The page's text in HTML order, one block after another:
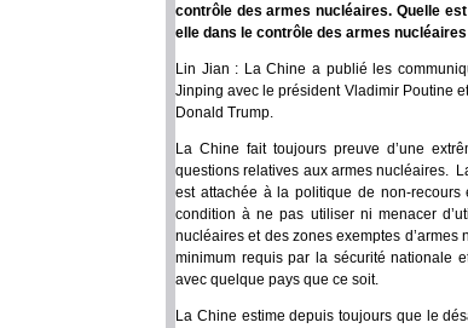
contrôle des armes nucléaires. Quelle
elle dans le contrôle des armes
Lin Jian : La Chine a publié les
Jinping avec le président Vladimir Poutine
Donald Trump.
La Chine fait toujours preuve d’une
questions relatives aux armes nucléaires.
est attachée à la politique de non-recours
condition à ne pas utiliser ni menacer
nucléaires et des zones exemptes
minimum requis par la sécurité nationale
avec quelque pays que ce soit.
La Chine estime depuis toujours que le